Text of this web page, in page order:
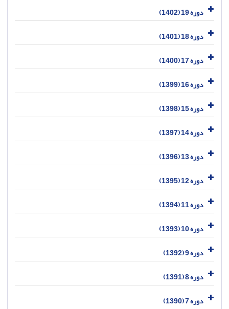
دوره 19 (1402)
دوره 18 (1401)
دوره 17 (1400)
دوره 16 (1399)
دوره 15 (1398)
دوره 14 (1397)
دوره 13 (1396)
دوره 12 (1395)
دوره 11 (1394)
دوره 10 (1393)
دوره 9 (1392)
دوره 8 (1391)
دوره 7 (1390)